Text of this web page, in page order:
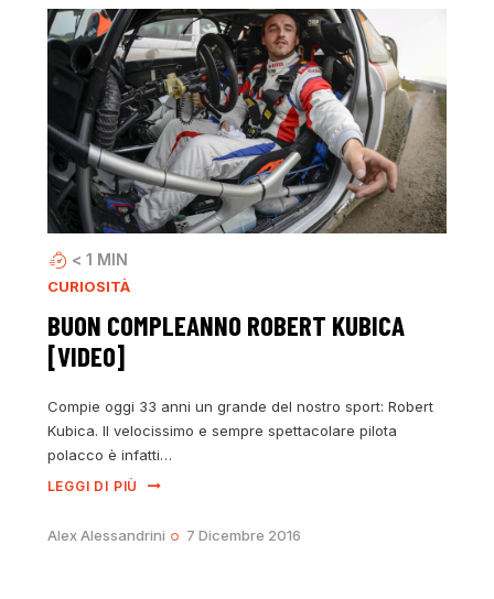
< 1 MIN
CURIOSITÀ
BUON COMPLEANNO ROBERT KUBICA
[VIDEO]
Compie oggi 33 anni un grande del nostro sport: Robert
Kubica. Il velocissimo e sempre spettacolare pilota
polacco è infatti…
LEGGI DI PIÙ
Alex Alessandrini 7 Dicembre 2016